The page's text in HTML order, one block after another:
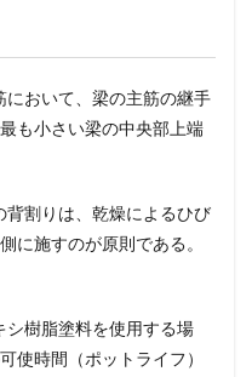
おいて、梁の主筋の継手
も小さい梁の中央部上端
割りは、乾燥によるひび
に施すのが原則である。
樹脂塗料を使用する場
使時間（ポットライフ）